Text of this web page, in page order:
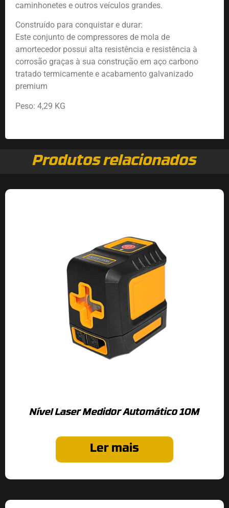
caminhonetes e outros veículos grandes.
Construído para conquistar e durar:
Este conjunto de compressores de mola de
amortecedor possui alta resistência e resistência à
corrosão graças à sua construção em aço carbono
tratado termicamente e acabamento galvanizado
premium
Peso: 4,29 KG
Produtos relacionados
Nível Laser Medidor Automático 10M
Ler mais